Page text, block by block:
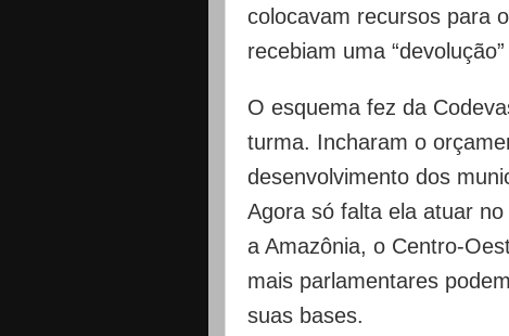
colocavam recursos para
recebiam uma
O esquema fez da
turma. Incharam o
desenvolvimento dos
Agora só falta ela atuar
a Amazônia, o Centro-
mais parlamentares
suas bases.